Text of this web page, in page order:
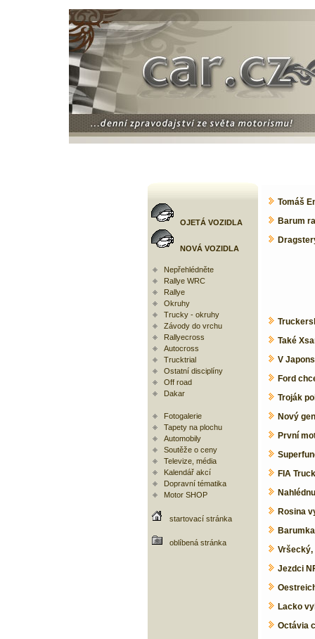
OJETÁ VOZIDLA
NOVÁ VOZIDLA
Nepřehlédněte
Rallye WRC
Rallye
Okruhy
Trucky - okruhy
Závody do vrchu
Rallyecross
Autocross
Trucktrial
Ostatní disciplíny
Off road
Dakar
Fotogalerie
Tapety na plochu
Automobily
Soutěže o ceny
Televize, média
Kalendář akcí
Dopravní tématika
Motor SHOP
startovací stránka
oblíbená stránka
Tomáš
Barum
Také
V
Ford
Troják
Nový
První
FIA
Rosina
Vršecký,
Jezdci
Lacko
Octávia